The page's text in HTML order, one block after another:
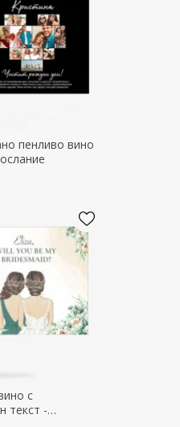
пенливо вино
с
текст -